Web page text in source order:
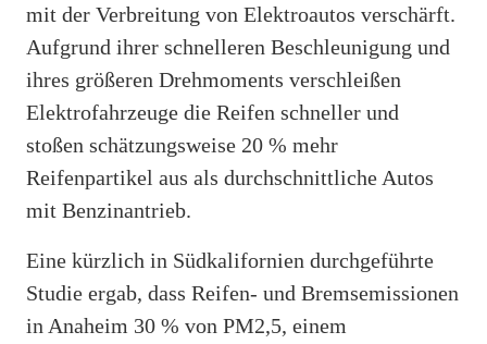
mit der Verbreitung von Elektroautos verschärft.
Aufgrund ihrer schnelleren Beschleunigung und
ihres größeren Drehmoments verschleißen
Elektrofahrzeuge die Reifen schneller und
stoßen schätzungsweise 20 % mehr
Reifenpartikel aus als durchschnittliche Autos
mit Benzinantrieb.
Eine kürzlich in Südkalifornien durchgeführte
Studie ergab, dass Reifen- und Bremsemissionen
in Anaheim 30 % von PM2,5, einem